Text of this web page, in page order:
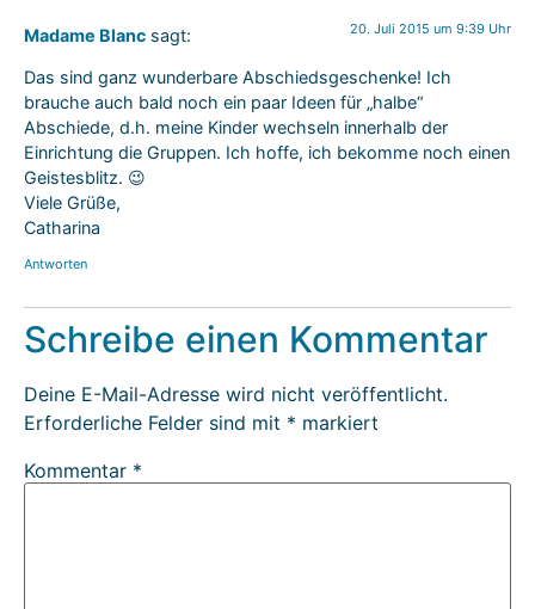
Madame Blanc sagt: 20. Juli 2015 um 9:39 Uhr
Das sind ganz wunderbare Abschiedsgeschenke! Ich
brauche auch bald noch ein paar Ideen für „halbe“
Abschiede, d.h. meine Kinder wechseln innerhalb der
Einrichtung die Gruppen. Ich hoffe, ich bekomme noch einen
Geistesblitz. 😉
Viele Grüße,
Catharina
Antworten
Schreibe einen Kommentar
Deine E-Mail-Adresse wird nicht veröffentlicht.
Erforderliche Felder sind mit * markiert
Kommentar *